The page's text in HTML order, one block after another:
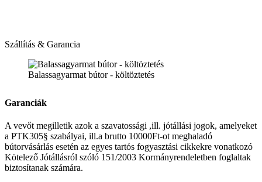
Szállítás & Garancia
Balassagyarmat bútor - költöztetés
Garanciák
A vevőt megilletik azok a szavatossági ,ill. jótállási jogok, amelyeket
a PTK305§ szabályai, ill.a brutto 10000Ft-ot meghaladó
bútorvásárlás esetén az egyes tartós fogyasztási cikkekre vonatkozó
Kötelező Jótállásról szóló 151/2003 Kormányrendeletben foglaltak
biztosítanak számára.